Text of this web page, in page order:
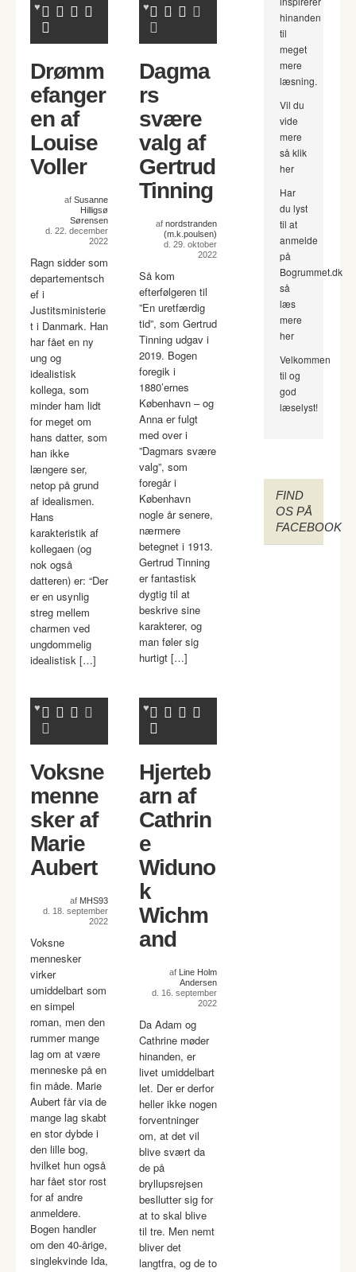
Drømm
efanger
en af
Louise
Voller
af Susanne
Hilligsø
Sørensen
d. 22. december
2022
Ragn sidder som
departementsch
ef i
Justitsministerie
t i Danmark. Han
har fået en ny
ung og
idealistisk
kollega, som
minder ham lidt
for meget om
hans datter, som
han ikke
længere ser,
netop på grund
af idealismen.
Hans
karakteristik af
kollegaen (og
nok også
datteren) er: “Der
er en usynlig
streg mellem
charmen ved
ungdommelig
idealistisk […]
Dagma
rs
svære
valg af
Gertrud
Tinning
af nordstranden
(m.k.poulsen)
d. 29. oktober
2022
Så kom
efterfølgeren til
”En uretfærdig
tid”, som Gertrud
Tinning udgav i
2019. Bogen
foregik i
1880’ernes
København – og
Anna er fulgt
med over i
”Dagmars svære
valg”, som
foregår i
København
nogle år senere,
nærmere
betegnet i 1913.
Gertrud Tinning
er fantastisk
dygtig til at
beskrive sine
karakterer, og
man føler sig
hurtigt […]
Voksne
menne
sker af
Marie
Aubert
af MHS93
d. 18. september
2022
Voksne
mennesker
virker
umiddelbart som
en simpel
roman, men den
rummer mange
lag om at være
menneske på en
fin måde. Marie
Aubert får via de
mange lag skabt
en stor dybde i
den lille bog,
hvilket hun også
har fået stor rost
for af andre
anmeldere.
Bogen handler
om den 40-årige,
singlekvinde Ida,
Hjerteb
arn af
Cathrin
e
Widuno
k
Wichm
and
af Line Holm
Andersen
d. 16. september
2022
Da Adam og
Cathrine møder
hinanden, er
livet umiddelbart
let. Der er derfor
heller ikke nogen
forventninger
om, at det vil
blive svært da
de på
bryllupsrejsen
besllutter sig for
at to skal blive
til tre. Men nemt
bliver det
langtfra, og de to
hinanden
til
meget
mere
læsning.
Vil du
vide
mere
så klik
her
Har
du lyst
til at
anmelde
på
Bogrummet.dk
så
læs
mere
her
Velkommen
til og
god
læselyst!
FIND
OS PÅ
FACEBOOK